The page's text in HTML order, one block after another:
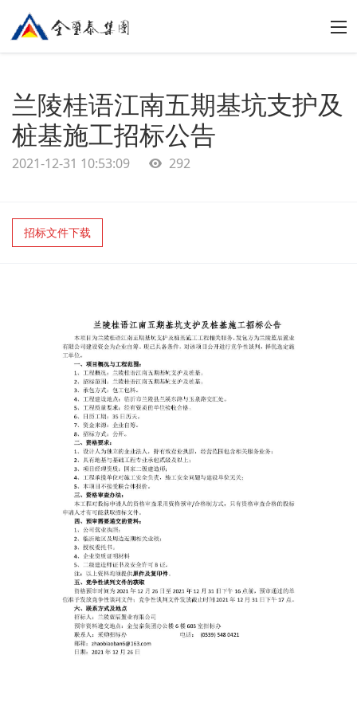
兰陵桂语江南五期基坑支护及
桩基施工招标公告
2021-12-31 10:53:09 292
招标文件下载